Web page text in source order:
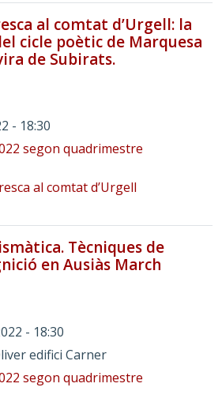
al comtat d’Urgell: la
cicle poètic de Marquesa
de Subirats.
- 18:30
segon quadrimestre
al comtat d’Urgell
Tècniques de
en Ausiàs March
- 18:30
edifici Carner
segon quadrimestre